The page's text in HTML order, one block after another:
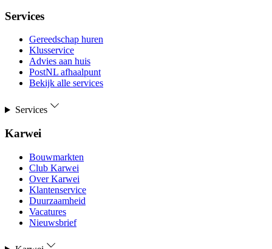
Services
Gereedschap huren
Klusservice
Advies aan huis
PostNL afhaalpunt
Bekijk alle services
Services
Karwei
Bouwmarkten
Club Karwei
Over Karwei
Klantenservice
Duurzaamheid
Vacatures
Nieuwsbrief